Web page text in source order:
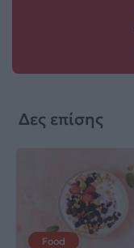
Δες επίσης
Food